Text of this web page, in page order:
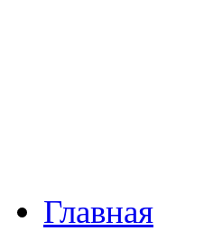
Главная